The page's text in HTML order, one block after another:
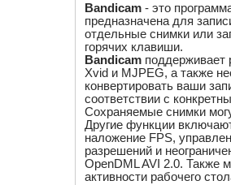
Bandicam - это
предназначена для
отдельные снимки или
горячих клавиши.
Bandicam
Xvid и MJPEG, а также
конвертировать ваши
соответствии с
Сохраняемые снимки
Другие функции
наложение FPS,
разрешений и
OpenDML AVI 2.0. Также
активности рабочего